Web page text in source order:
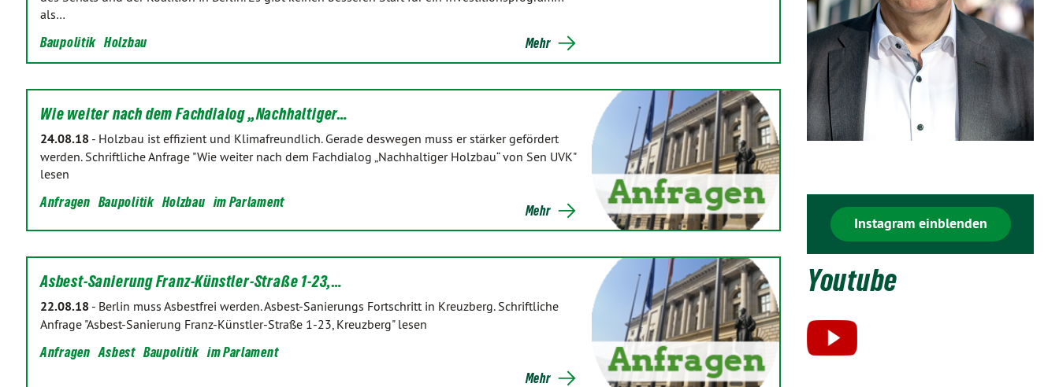
als…
Baupolitik Holzbau Mehr
Wie weiter nach dem Fachdialog „Nachhaltiger…
24.08.18 - Holzbau ist effizient und Klimafreundlich. Gerade deswegen muss er stärker gefördert
werden. Schriftliche Anfrage "Wie weiter nach dem Fachdialog „Nachhaltiger Holzbau“ von Sen UVK"
lesen
Anfragen Baupolitik Holzbau im Parlament
Mehr
Asbest-Sanierung Franz-Künstler-Straße 1-23,…
22.08.18 - Berlin muss Asbestfrei werden. Asbest-Sanierungs Fortschritt in Kreuzberg. Schriftliche
Anfrage "Asbest-Sanierung Franz-Künstler-Straße 1-23, Kreuzberg" lesen
Anfragen Asbest Baupolitik im Parlament
Mehr
Instagram einblenden
Youtube